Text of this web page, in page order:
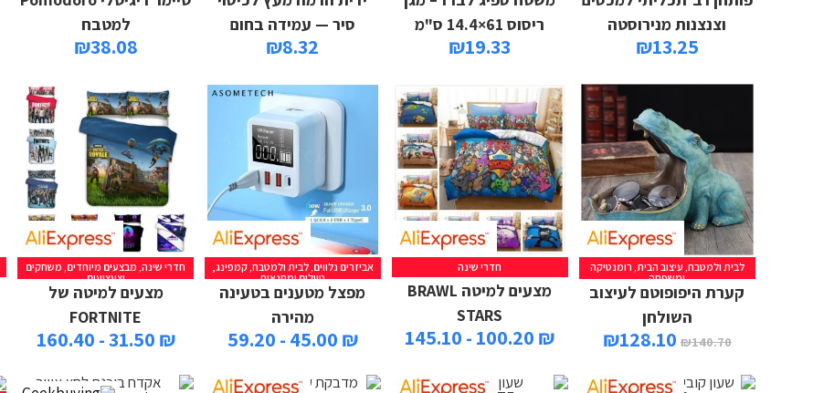
וצנצנות מנירוסטה
₪13.25
ריסוס 61×14.4 ס"מ
₪19.33
סיר — עמידה בחום
₪8.32
למטבח
₪38.08
לבית ולמטבח, עיצוב הבית, רומנטיקה
ומשפחה
קערת היפופוטם לעיצוב
השולחן
₪140.70
₪128.10
חדרי שינה
מצעים למיטה BRAWL
STARS
₪ 100.20 - 145.10
אביזרים נלווים,לבית ולמטבח,קמפינג,
טיולים ומחנאות
מפצל מטענים בטעינה
מהירה
₪ 45.00 - 59.20
חדרי שינה, מבצעים מיוחדים, משחקים
וצעצועים
מצעים למיטה של
FORTNITE
₪ 31.50 - 160.40